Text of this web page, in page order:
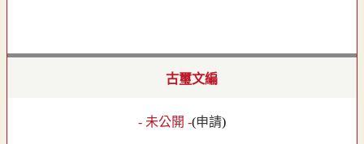
古璽文編
- 未公開 -(申請)